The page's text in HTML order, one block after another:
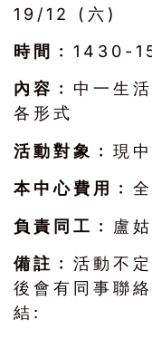
19/12 (六)
時間﹕ 1430-
內容﹕ 中一生
各形式
活動對象﹕ 現
本中心費用﹕
負責同工﹕ 盧
備註﹕ 活動不
後會有同事聯
結: